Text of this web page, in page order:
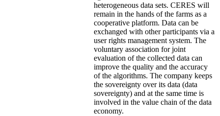
heterogeneous data sets. CERES will
remain in the hands of the farms as a
cooperative platform. Data can be
exchanged with other participants via a
user rights management system. The
voluntary association for joint
evaluation of the collected data can
improve the quality and the accuracy
of the algorithms. The company keeps
the sovereignty over its data (data
sovereignty) and at the same time is
involved in the value chain of the data
economy.